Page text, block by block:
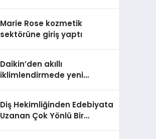
Aldı
Marie Rose kozmetik
sektörüne giriş yaptı
Daikin’den akıllı
iklimlendirmede yeni
Diş Hekimliğinden Edebiyata
Uzanan Çok Yönlü Bir